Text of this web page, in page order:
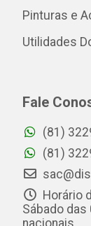
Pinturas e
Utilidades
Fale
(81)
(81)
Horário
Sábado
nacionais.